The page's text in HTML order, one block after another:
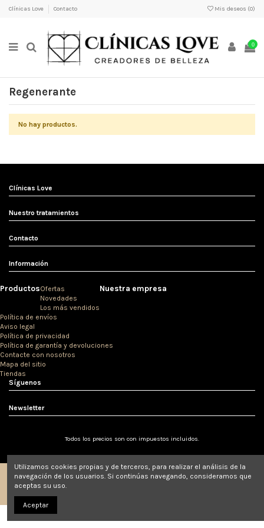
Clínicas Love Contacto Mis deseos (0)
0
Regenerante
No hay productos.
Clínicas Love
Nuestro tratamientos
Contacto
Información
ProductosOfertas
Novedades
Los más vendidos
Nuestra empresa
Política de envíos
Aviso legal
Política de privacidad
Política de garantía y devoluciones
Contacte con nosotros
Mapa del sitio
Tiendas
Síguenos
Newsletter
Todos los precios son con impuestos incluidos.
Utilizamos cookies propias y de terceros, para realizar el análisis de la
navegación de los usuarios. Si continúas navegando, consideramos que
aceptas su uso.
Aceptar